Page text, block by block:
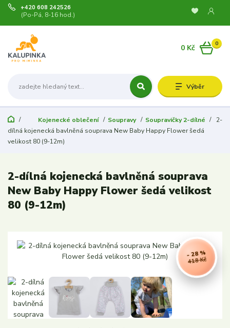
Výběr
+420 608 242526
(Po-Pá, 8-16 hod.)
0
0 Kč
Kojenecké oblečení Soupravy Soupravičky 2-dílné
2-
dílná kojenecká bavlněná souprava New Baby Happy Flower šedá
velikost 80 (9-12m)
2-dílná kojenecká bavlněná souprava
New Baby Happy Flower šedá velikost
80 (9-12m)
418 Kč
- 28 %